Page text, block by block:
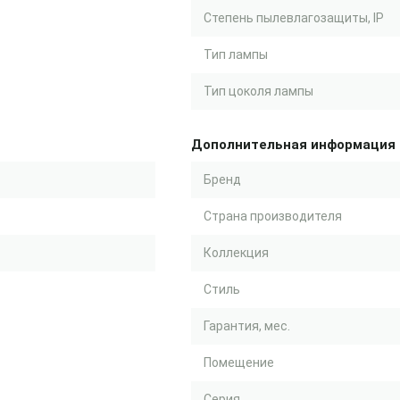
Степень пылевлагозащиты, IP
Тип лампы
Тип цоколя лампы
Дополнительная информация
Бренд
Страна производителя
Коллекция
Стиль
Гарантия, мес.
Помещение